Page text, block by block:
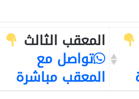
المعقب الثالث
تواصل مع
المعقب مباشرة